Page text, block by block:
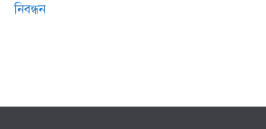
নিবন্ধন